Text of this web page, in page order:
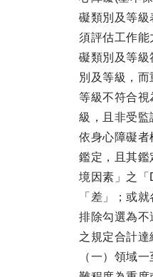
礙類別及等級
須評估工作能
礙類別及等級
別及等級，
等級不符合視
級，且非受監
依身心障礙者
鑑定，且其鑑
境因素」之「
「差」；或
排除勾選為不
之規定合計達
（一）領域